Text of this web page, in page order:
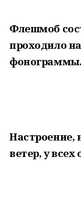
Флешмоб
проходило
фонограммы.
Настроение,
ветер, у всех